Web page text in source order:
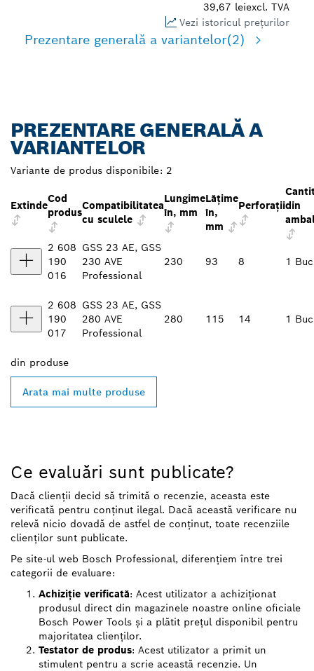
39,67 leiexcl. TVA
Vezi istoricul prețurilor
Prezentare generală a variantelor(2)
PREZENTARE GENERALĂ A
VARIANTELOR
Variante de produs disponibile: 2
Extinde
Cod
produs
Compatibilitatea
cu sculele
Lungime
în, mm
Lățime
în,
mm
Perforaţiidin
2 608
190
016
GSS 23 AE, GSS
230 AVE
Professional
230 93 8 1
2 608
190
017
GSS 23 AE, GSS
280 AVE
Professional
280 115 14 1
din produse
Arata mai multe produse
Ce evaluări sunt publicate?
Dacă clienții decid să trimită o recenzie, aceasta este
verificată pentru conținut ilegal. Dacă această verificare nu
relevă nicio dovadă de astfel de conținut, toate recenziile
clienților sunt publicate.
Pe site-ul web Bosch Professional, diferențiem între trei
categorii de evaluare:
Achiziție verificată: Acest utilizator a achiziționat
produsul direct din magazinele noastre online oficiale
Bosch Power Tools și a plătit prețul disponibil pentru
majoritatea clienților.
Testator de produs: Acest utilizator a primit un
stimulent pentru a scrie această recenzie. Un